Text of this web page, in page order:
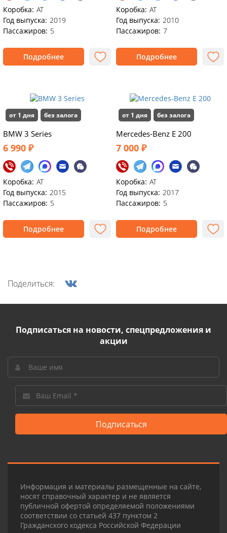
Коробка: AT
Год выпуска: 2019
Пассажиров: 5
Подробнее
Коробка: АТ
Год выпуска: 2010
Пассажиров: 7
Подробнее
от 1 дня без залога
BMW 3 Series
6 990 ₽
Коробка: AT
Год выпуска: 2015
Пассажиров: 5
Подробнее
от 1 дня без залога
Mercedes‑Benz E 200
7 000 ₽
Коробка: АТ
Год выпуска: 2017
Пассажиров: 5
Подробнее
Поделиться:
Подписаться на новости, спецпредложения и
акции
Подписаться
Информация и материалы размещенные на сайте,
носят справочный характер и не является
публичной офертой определяемой положениями
соответствии со статьей 437 пунктом 2
Гражданского кодекса Российской Федерации